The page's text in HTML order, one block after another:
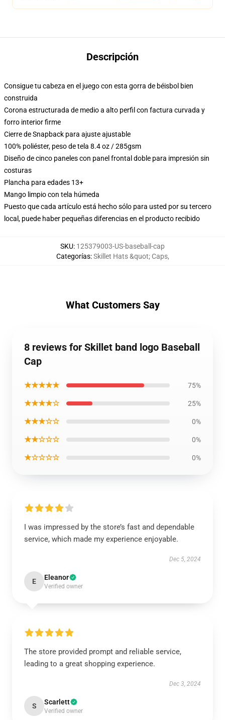
Descripción
Consigue tu cabeza en el juego con esta gorra de béisbol bien
construida
Corona estructurada de medio a alto perfil con factura curvada y
forro interior firme
Cierre de Snapback para ajuste ajustable
100% poliéster, peso de tela 8.4 oz / 285gsm
Diseño de cinco paneles con panel frontal doble para impresión sin
costuras
Plancha para edades 13+
Mango limpio con tela húmeda
Puesto que cada artículo está hecho sólo para usted por su tercero
local, puede haber pequeñas diferencias en el producto recibido
SKU: 125379003-US-baseball-cap
Categorías:Skillet Hats &quot; Caps,
What Customers Say
8 reviews for Skillet band logo Baseball
Cap
★★★★★ 75%
★★★★☆ 25%
★★★☆☆ 0%
★★☆☆☆ 0%
★☆☆☆☆ 0%
I was impressed by the store’s fast and dependable
service, which made my experience enjoyable.
Dec 5, 2024
E Eleanor
Verified owner
The store provided prompt and reliable service,
leading to a great shopping experience.
Dec 3, 2024
S Scarlett
Verified owner